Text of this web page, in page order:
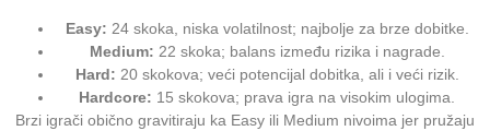
Easy: 24 skoka, niska volatilnost; najbolje za brze dobitke.
Medium: 22 skoka; balans između rizika i nagrade.
Hard: 20 skokova; veći potencijal dobitka, ali i veći rizik.
Hardcore: 15 skokova; prava igra na visokim ulogima.
Brzi igrači obično gravitiraju ka Easy ili Medium nivoima jer pružaju